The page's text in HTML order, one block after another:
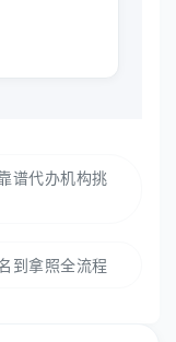
谱代办机构挑
到拿照全流程